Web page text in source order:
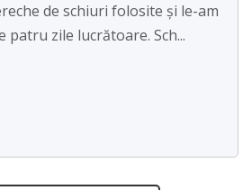
de schiuri folosite și le-am
zile lucrătoare. Sch...